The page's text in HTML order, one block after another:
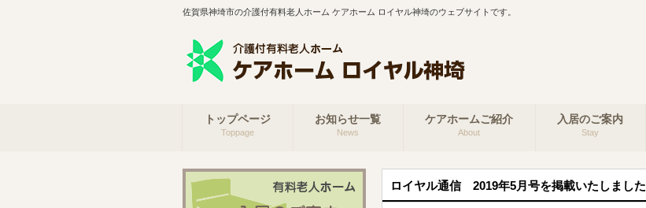
佐賀県神埼市の介護付有料老人ホーム ケアホーム ロイヤル神埼のウェブサイトです。
トップページ
Toppage
お知らせ一覧
News
ケアホームご紹介
About
入居のご案内
Stay
ロイヤル通信 2019年5月号を掲載いたしました